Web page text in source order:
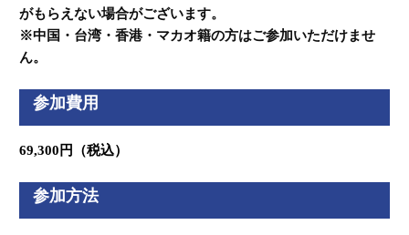
がもらえない場合がございます。
※中国・台湾・香港・マカオ籍の方はご参加いただけませ
ん。
参加費用
69,300円（税込）
参加方法